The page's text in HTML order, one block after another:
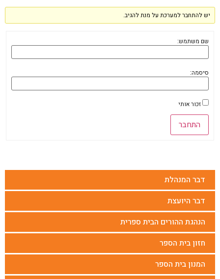
דבר המנהלת
דבר היועצת
הנהגת ההורים הבית ספרית
חזון בית הספר
המנון בית הספר
יש להתחבר למערכת על מנת להגיב.
שם משתמש:
סיסמה:
זכור אותי
התחבר